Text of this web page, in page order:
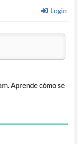
Login
Aprende cómo se